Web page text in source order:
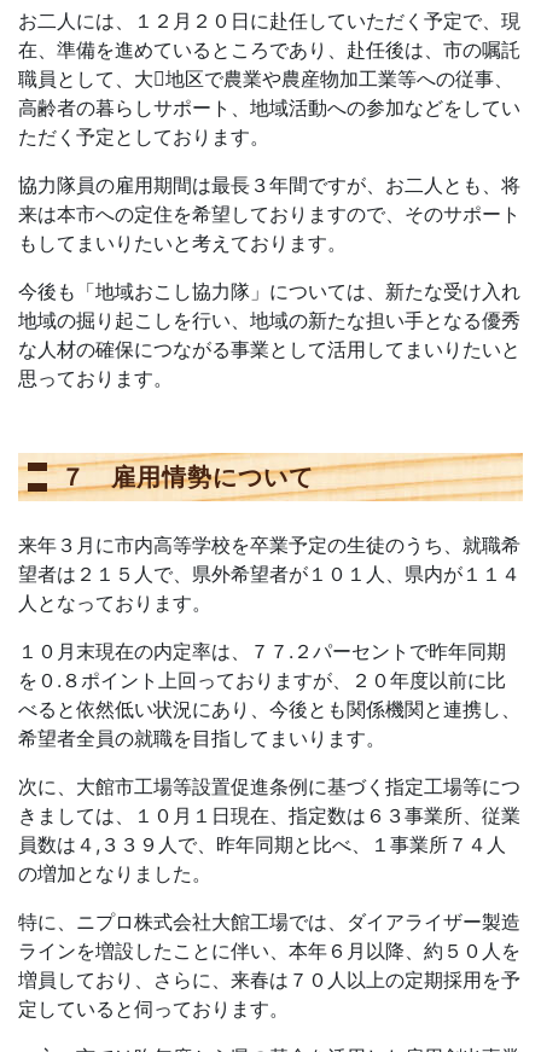
お二人には、１２月２０日に赴任していただく予定で、現
在、準備を進めているところであり、赴任後は、市の嘱託
職員として、大地区で農業や農産物加工業等への従事、
高齢者の暮らしサポート、地域活動への参加などをしてい
ただく予定としております。
協力隊員の雇用期間は最長３年間ですが、お二人とも、将
来は本市への定住を希望しておりますので、そのサポート
もしてまいりたいと考えております。
今後も「地域おこし協力隊」については、新たな受け入れ
地域の掘り起こしを行い、地域の新たな担い手となる優秀
な人材の確保につながる事業として活用してまいりたいと
思っております。
７ 雇用情勢について
来年３月に市内高等学校を卒業予定の生徒のうち、就職希
望者は２１５人で、県外希望者が１０１人、県内が１１４
人となっております。
１０月末現在の内定率は、７７.２パーセントで昨年同期
を０.８ポイント上回っておりますが、２０年度以前に比
べると依然低い状況にあり、今後とも関係機関と連携し、
希望者全員の就職を目指してまいります。
次に、大館市工場等設置促進条例に基づく指定工場等につ
きましては、１０月１日現在、指定数は６３事業所、従業
員数は４,３３９人で、昨年同期と比べ、１事業所７４人
の増加となりました。
特に、ニプロ株式会社大館工場では、ダイアライザー製造
ラインを増設したことに伴い、本年６月以降、約５０人を
増員しており、さらに、来春は７０人以上の定期採用を予
定していると伺っております。